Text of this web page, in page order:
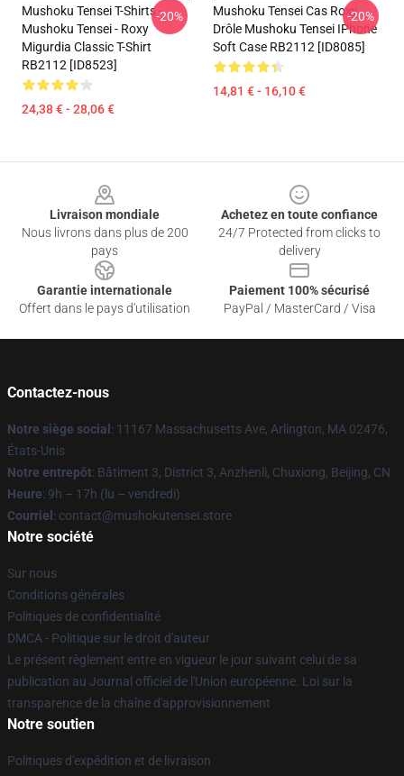
Mushoku Tensei T-Shirts -
Mushoku Tensei - Roxy
Migurdia Classic T-Shirt
RB2112 [ID8523]
24,38 € - 28,06 €
-20%
Mushoku Tensei Cas Roxy
Drôle Mushoku Tensei IPhone
Soft Case RB2112 [ID8085]
14,81 € - 16,10 €
-20%
Livraison mondiale
Nous livrons dans plus de 200
pays
Achetez en toute confiance
24/7 Protected from clicks to
delivery
Garantie internationale
Offert dans le pays d'utilisation
Paiement 100% sécurisé
PayPal / MasterCard / Visa
Contactez-nous
Notre siège social : 11167 Massachusetts Ave, Arlington, MA 02476,
États-Unis
Notre entrepôt: Bâtiment 3, District 3, Anzhenli, Chuxiong, Beijing, CN
Heure: 9h – 17h (lu – vendredi)
Courriel : contact@mushokutensei.store
Notre société
Sur nous
Conditions générales
Politiques de confidentialité
DMCA - Politique sur le droit d'auteur
Le présent règlement entre en vigueur le jour suivant celui de sa
publication au Journal officiel de l'Union européenne. Loi sur la
transparence de la chaîne d'approvisionnement
Notre soutien
Politiques d'expédition et de livraison